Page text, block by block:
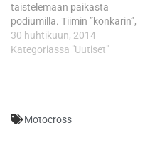
taistelemaan paikasta
podiumilla. Tiimin ”konkarin”,
15-vuotiaan Haaviston EM-
taival katkesi viime kaudella
palasi voitokkaasti
30 huhtikuun, 2014
Kategoriassa "Uutiset"
Motocross